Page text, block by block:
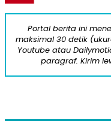
Portal berita ini
maksimal 30 detik
Youtube atau
paragraf. Kirim